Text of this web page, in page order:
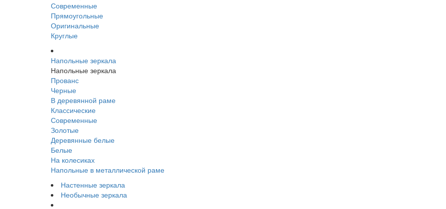
Современные
Прямоугольные
Оригинальные
Круглые
Напольные зеркала
Напольные зеркала
Прованс
Черные
В деревянной раме
Классические
Современные
Золотые
Деревянные белые
Белые
На колесиках
Напольные в металлической раме
Настенные зеркала
Необычные зеркала